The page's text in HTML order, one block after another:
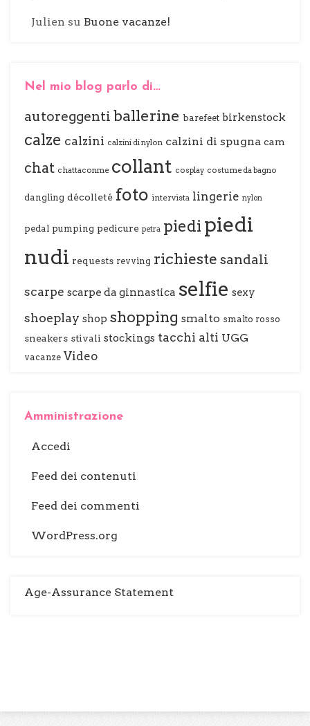
Julien su Buone vacanze!
Nel mio blog parlo di…
autoreggenti ballerine barefeet birkenstock
calze calzini calzini di nylon calzini di spugna cam
chat chattaconme collant cosplay costume da bagno
dangling décolleté foto intervista lingerie nylon
pedal pumping pedicure petra piedi piedi
nudi requests revving richieste sandali
scarpe scarpe da ginnastica selfie sexy
shoeplay shop shopping smalto smalto rosso
sneakers stivali stockings tacchi alti UGG
vacanze Video
Amministrazione
Accedi
Feed dei contenuti
Feed dei commenti
WordPress.org
Age-Assurance Statement